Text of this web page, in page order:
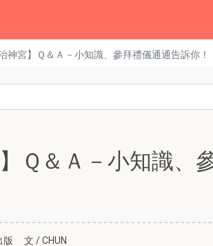
治神宮】Ｑ＆Ａ－小知識、參拜禮儀通通告訴你！
】Ｑ＆Ａ－小知識、
版 文 / CHUN